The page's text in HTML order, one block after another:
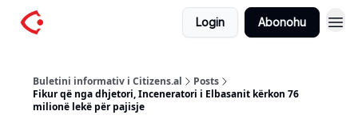
Login Abonohu
Buletini informativ i Citizens.al
Posts
Fikur që nga dhjetori, Inceneratori i Elbasanit kërkon 76
milionë lekë për pajisje